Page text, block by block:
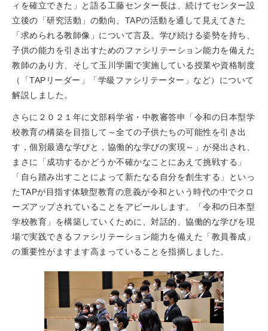
ィを確立できた」と語る工藤センター長は、続けてセンター設
立後の「研究活動」の動向、TAPの活動を通して見えてきた
「求められる教師像」について言及。学び続ける姿勢を持ち、
子供の能力を引き出すためのファシリテーション能力を備えた
教師のあり方、そして玉川学園で実施している授業や資格制度
（「TAPリーダー」「学級ファシリテーター」など）について
解説しました。
さらに２０２１年に文部科学省・中教審答申「令和の日本型学
校教育の構築を目指して～全ての子供たちの可能性を引き出
す，個別最適な学びと，協働的な学びの実現～」が発出され、
まさに「成功するかどうか不確かなことにあえて挑戦する」
「自ら踏み出すことによって新たなる自分を創生する」といっ
たTAPが目指す体験型教育の意義が令和という時代の中でクロ
ーズアップされていることをアピールします。「令和の日本型
学校教育」を構築していくために、対話的、協働的な学びを現
場で実践できるファシリテーション能力を備えた「教員養成」
の重要性がますます高まっていることを指摘しました。